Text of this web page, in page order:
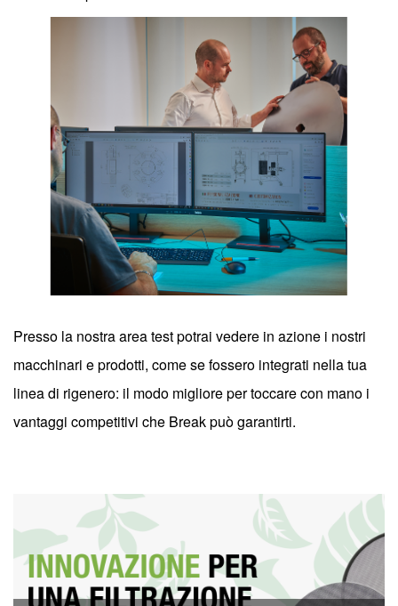
Presso la nostra area test potrai vedere in azione i nostri
macchinari e prodotti, come se fossero integrati nella tua
linea di rigenero: il modo migliore per toccare con mano i
vantaggi competitivi che Break può garantirti.